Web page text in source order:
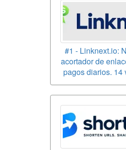
#1 - Linknext.io:
acortador de
pagos diarios. 14